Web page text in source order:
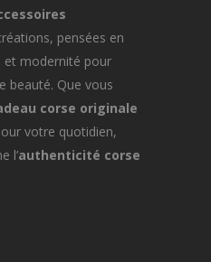
pensées en
et modernité pour
beauté. Que vous
corse originale
votre quotidien,
l’authenticité corse